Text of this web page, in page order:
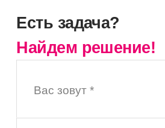
Есть задача?
Найдем решение!
Вас зовут *